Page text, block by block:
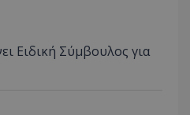
Ειδική Σύμβουλος για